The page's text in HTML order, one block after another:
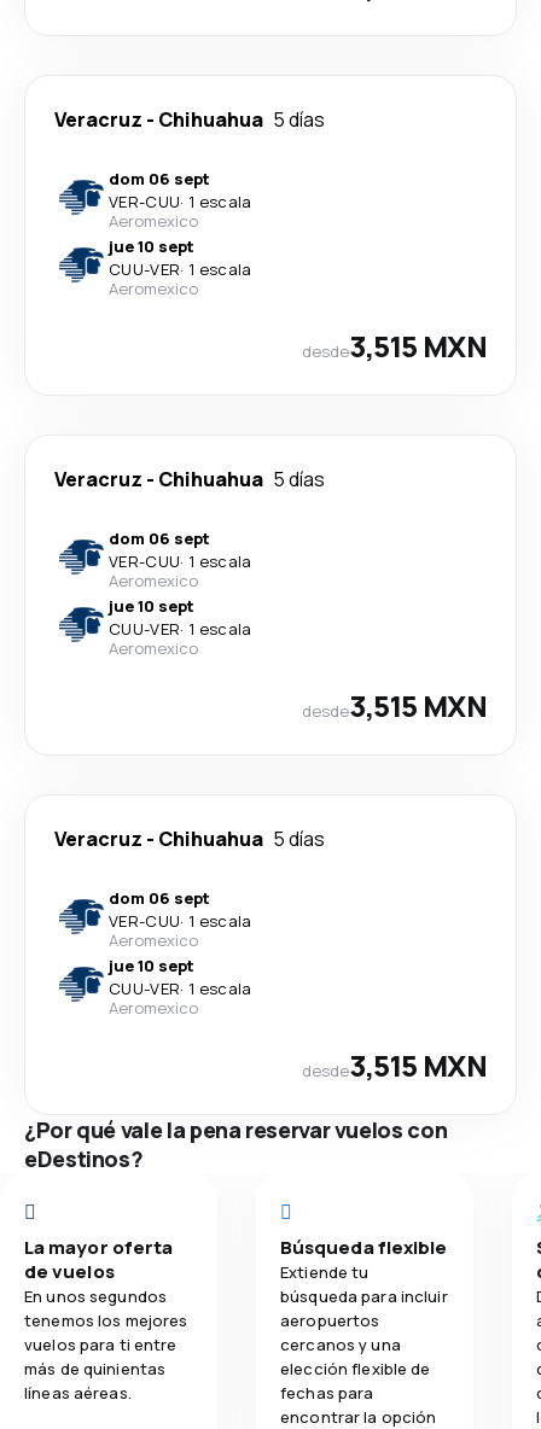
Veracruz - Chihuahua 5 días
dom 06 sept
VER-CUU· 1 escala
Aeromexico
jue 10 sept
CUU-VER· 1 escala
Aeromexico
desde3,515 MXN
Veracruz - Chihuahua 5 días
dom 06 sept
VER-CUU· 1 escala
Aeromexico
jue 10 sept
CUU-VER· 1 escala
Aeromexico
desde3,515 MXN
Veracruz - Chihuahua 5 días
dom 06 sept
VER-CUU· 1 escala
Aeromexico
jue 10 sept
CUU-VER· 1 escala
Aeromexico
desde3,515 MXN
¿Por qué vale la pena reservar vuelos con
eDestinos?
La mayor oferta
de vuelos
En unos segundos
tenemos los mejores
vuelos para ti entre
más de quinientas
líneas aéreas.
Búsqueda flexible
Extiende tu
búsqueda para incluir
aeropuertos
cercanos y una
elección flexible de
fechas para
encontrar la opción